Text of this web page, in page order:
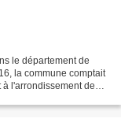
le département de
la commune comptait
l'arrondissement de